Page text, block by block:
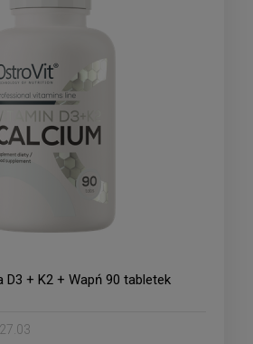
D3 + K2 + Wapń 90 tabletek